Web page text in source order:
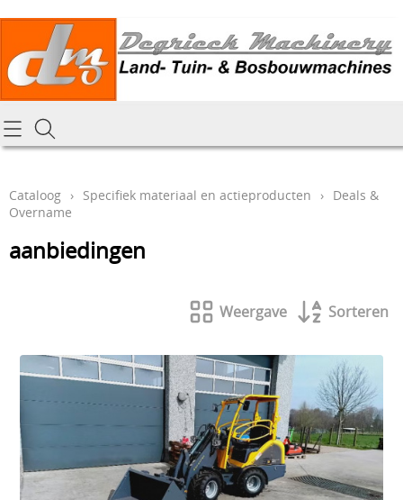
Homepagina
Tractoren & aanbouwdelen
Tuin- Park- & Bosbouwmachines
Specifiek materiaal en actieproducten
Hoe online bestellen
Mijn bestelling laten leveren
Onze Repairshop Diensten
Cataloog › Specifiek materiaal en actieproducten › Deals &
Overname
aanbiedingen
Weergave Sorteren